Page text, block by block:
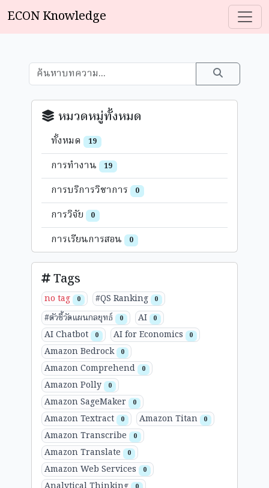
ECON Knowledge
หมวดหมู่ทั้งหมด
ทั้งหมด 19
การทำงาน 19
การบริการวิชาการ 0
การวิจัย 0
การเรียนการสอน 0
Tags
no tag 0 #QS Ranking 0
#ตัวชี้วัดแผนกลยุทธ์ 0 AI 0
AI Chatbot 0 AI for Economics 0
Amazon Bedrock 0
Amazon Comprehend 0
Amazon Polly 0
Amazon SageMaker 0
Amazon Textract 0 Amazon Titan 0
Amazon Transcribe 0
Amazon Translate 0
Amazon Web Services 0